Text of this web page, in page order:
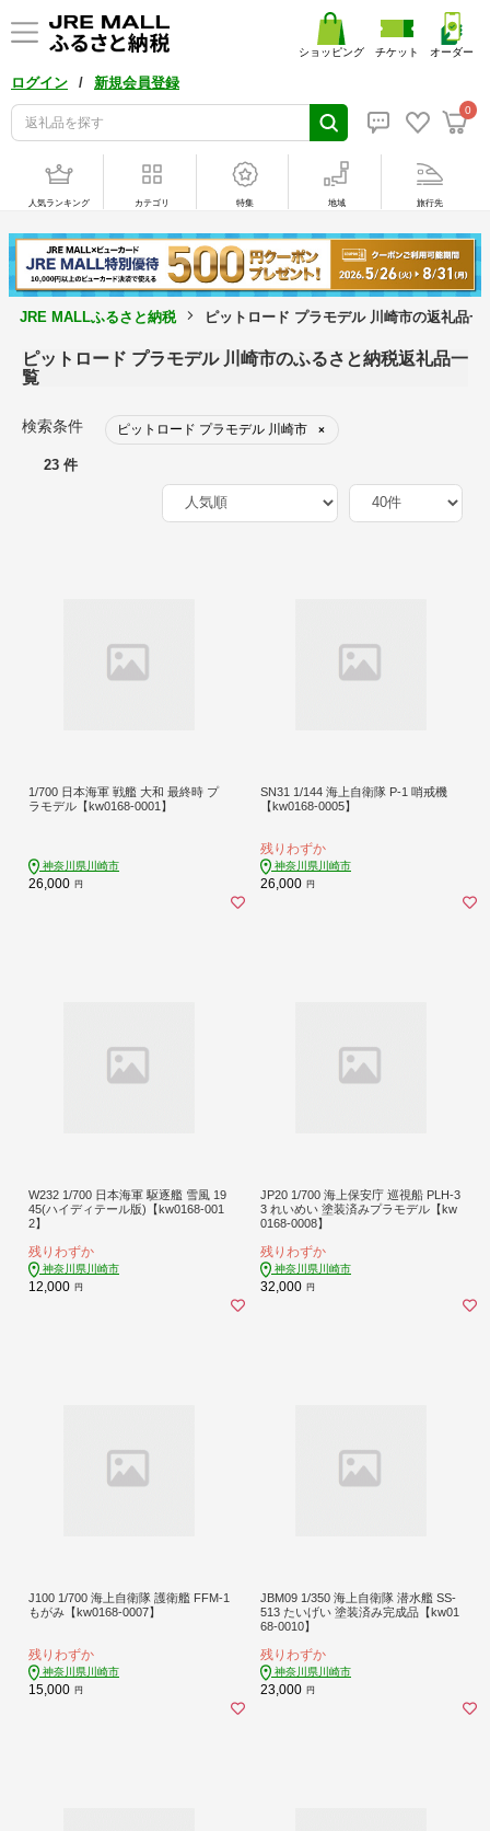
ログイン / 新規会員登録
0
ショッピング チケット オーダー
人気ランキング カテゴリ 特集 地域 旅行先
JRE MALLふるさと納税 ピットロード プラモデル 川崎市の返礼品一
ピットロード プラモデル 川崎市のふるさと納税返礼品一
覧
検索条件 ピットロード プラモデル 川崎市 ×
23 件
1/700 日本海軍 戦艦 大和 最終時 プ
ラモデル【kw0168-0001】
神奈川県川崎市
26,000 円
SN31 1/144 海上自衛隊 P-1 哨戒機
【kw0168-0005】
残りわずか
神奈川県川崎市
26,000 円
W232 1/700 日本海軍 駆逐艦 雪風 19
45(ハイディテール版)【kw0168-001
2】
残りわずか
神奈川県川崎市
12,000 円
JP20 1/700 海上保安庁 巡視船 PLH-3
3 れいめい 塗装済みプラモデル【kw
0168-0008】
残りわずか
神奈川県川崎市
32,000 円
J100 1/700 海上自衛隊 護衛艦 FFM-1
もがみ【kw0168-0007】
残りわずか
神奈川県川崎市
15,000 円
JBM09 1/350 海上自衛隊 潜水艦 SS-
513 たいげい 塗装済み完成品【kw01
68-0010】
残りわずか
神奈川県川崎市
23,000 円